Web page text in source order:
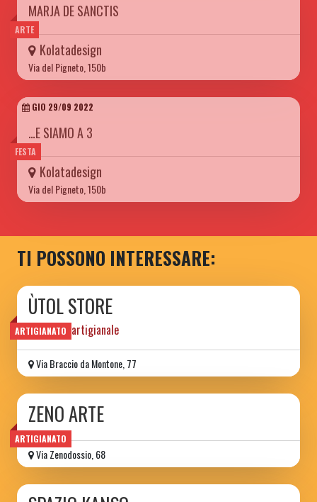
ARTE
MARJA DE SANCTIS
Kolatadesign
Via del Pigneto, 150b
FESTA
GIO 29/09 2022
…E SIAMO A 3
Kolatadesign
Via del Pigneto, 150b
TI POSSONO INTERESSARE:
ARTIGIANATO
ÙTOL STORE
ceramica artigianale
Via Braccio da Montone, 77
ARTIGIANATO
ZENO ARTE
Via Zenodossio, 68